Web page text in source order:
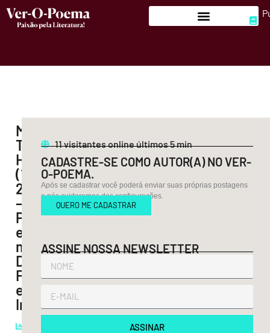
Maria
Teresa
Horta
(1937-
2025)
–
Poemas
em
memória:
Desejo,
Feminismo
e
Insubmissão
Leituras:
11visitantes online últimos 5 min
CADASTRE-SE COMO AUTOR(A) NO VER-
O-POEMA.
Após se cadastrar você poderá enviar suas próprias postagens
e nós cuidaremos das configurações.
QUERO ME CADASTRAR
ASSINE NOSSA NEWSLETTER
ASSINAR